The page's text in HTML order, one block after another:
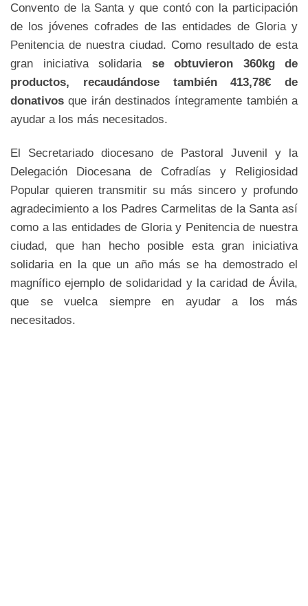
Convento de la Santa y que contó con la participación
de los jóvenes cofrades de las entidades de Gloria y
Penitencia de nuestra ciudad. Como resultado de esta
gran iniciativa solidaria se obtuvieron 360kg de
productos,
recaudándose también 413,78€ de
donativos que irán destinados íntegramente también a
ayudar a los más necesitados.
El Secretariado diocesano de Pastoral Juvenil y la
Delegación Diocesana de Cofradías y Religiosidad
Popular quieren transmitir su más sincero y profundo
agradecimiento a los Padres Carmelitas de la Santa así
como a las entidades de Gloria y Penitencia de nuestra
ciudad, que han hecho posible esta gran iniciativa
solidaria en la que un año más se ha demostrado el
magnífico ejemplo de solidaridad y la caridad de Ávila,
que se vuelca siempre en ayudar a los más
necesitados.